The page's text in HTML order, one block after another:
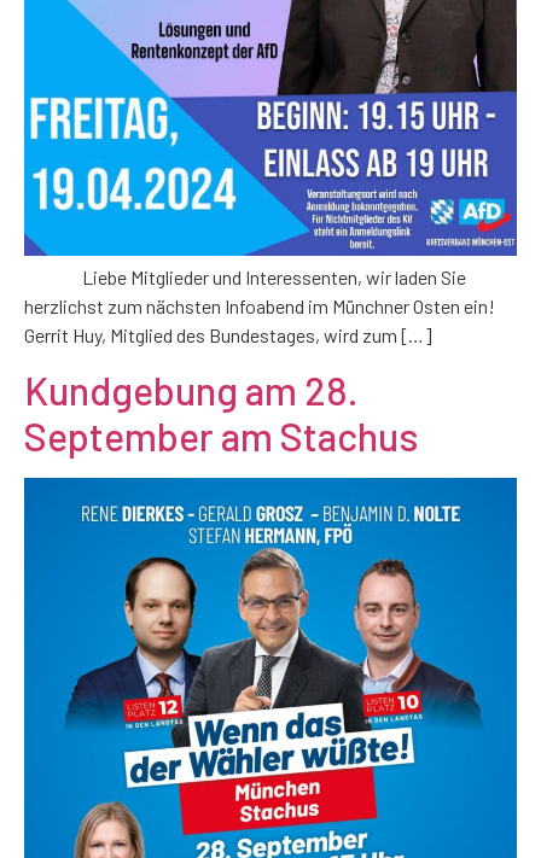
Liebe Mitglieder und Interessenten, wir laden Sie
herzlichst zum nächsten Infoabend im Münchner Osten ein!
Gerrit Huy, Mitglied des Bundestages, wird zum […]
Kundgebung am 28.
September am Stachus